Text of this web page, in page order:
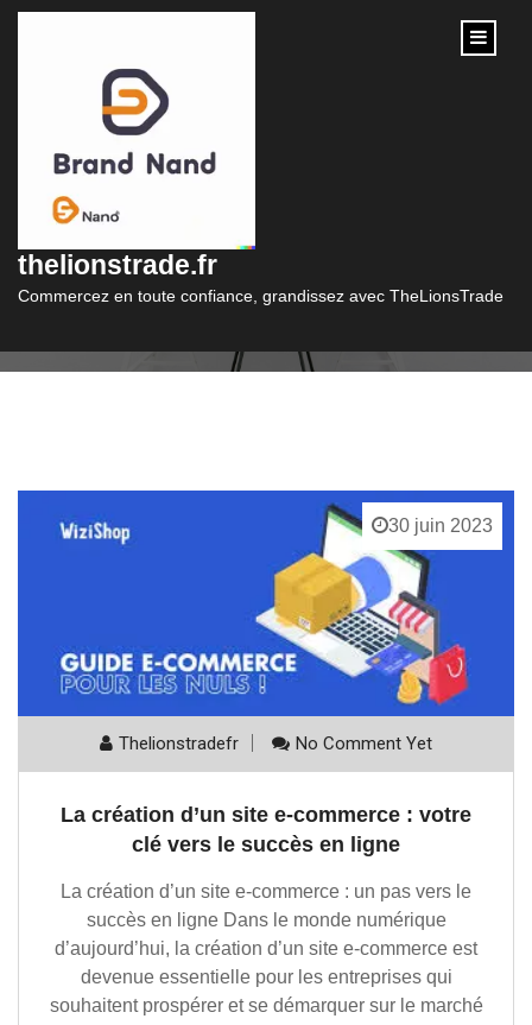
content
thelionstrade.fr
Commercez en toute confiance, grandissez avec TheLionsTrade
30 juin 2023
Thelionstradefr No Comment Yet
La création d’un site e-commerce : votre
clé vers le succès en ligne
La création d’un site e-commerce : un pas vers le
succès en ligne Dans le monde numérique
d’aujourd’hui, la création d’un site e-commerce est
devenue essentielle pour les entreprises qui
souhaitent prospérer et se démarquer sur le marché